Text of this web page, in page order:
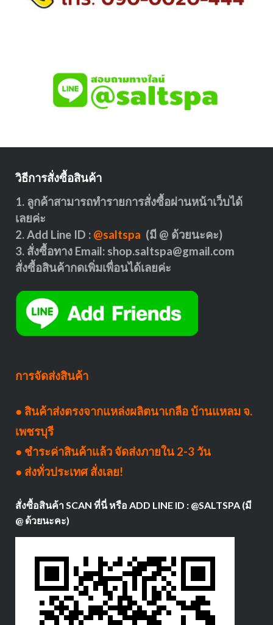
วิธีการสั่งซื้อสินค้า
1. ลูกค้าสามารถทำรายการสั่งซื้อผ่านหน้าเว็บได้
เลยค่ะ
2. Add Line ID : @saltspa (มี @ ด้วยนะคะ)
3. สั่งซื้อทาง Email: shop.saltspa@gmail.com
สั่งซื้อสินค้ากดเพิ่มเพื่อนได้เลยค่ะ
การจัดส่งสินค้า
● สินค้าส่งตรงจากแหล่งผลิตนาเกลือ บ้านแหลม จ.
เพชรบุรี
● ชำระค่าสินค้าแล้ว จัดส่งภายใน 2-3 วัน
● ส่งทั่วประเทศ สั่งเลย!
สั่งซื้อสินค้า SCAN ที่นี่ หรือ ADD LINE ID : @SALTSPA (มี
@ ด้วยนะคะ)